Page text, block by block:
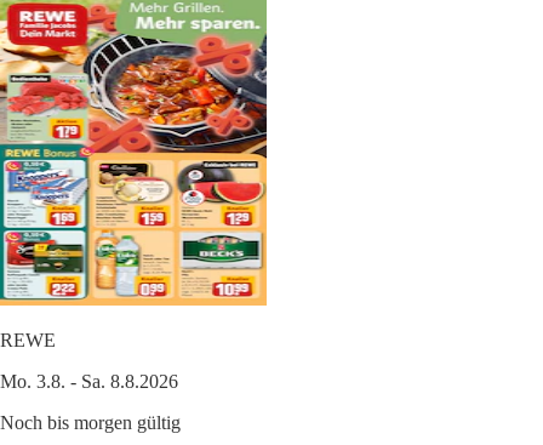
REWE
Mo. 3.8. - Sa. 8.8.2026
Noch bis morgen gültig